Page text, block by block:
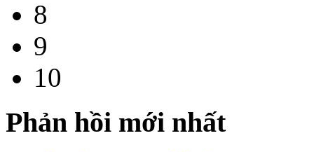
8
9
10
Phản hồi mới nhất